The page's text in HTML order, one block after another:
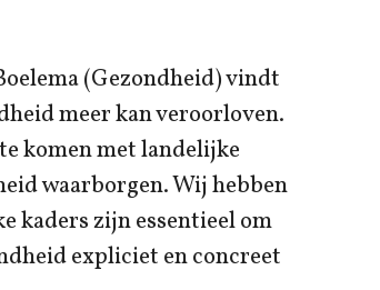
(Gezondheid) vindt
meer kan veroorloven.
komen met landelijke
waarborgen. Wij hebben
kaders zijn essentieel om
expliciet en concreet